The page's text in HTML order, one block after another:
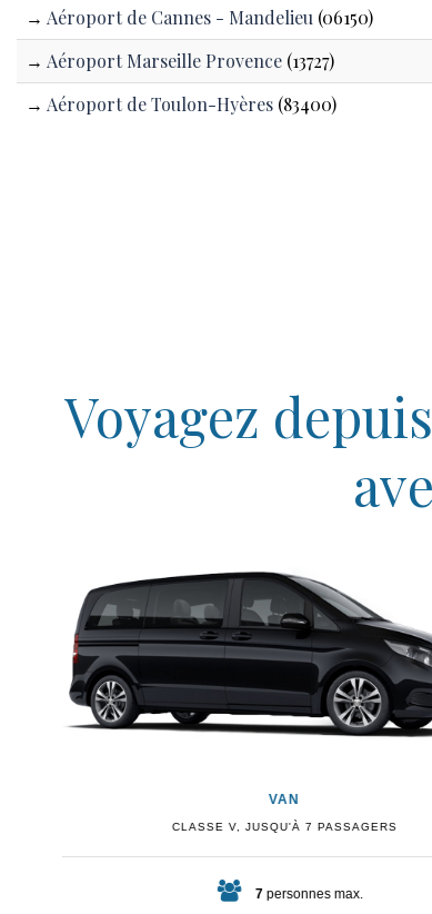
→ Aéroport de Cannes - Mandelieu (06150)
→ Aéroport Marseille Provence (13727)
→ Aéroport de Toulon-Hyères (83400)
Voyagez
CLASSE V, JUSQU'À 7 PASSAGERS
7personnes max.